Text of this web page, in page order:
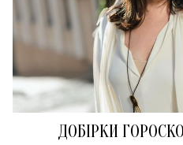
ДОБІРКИ